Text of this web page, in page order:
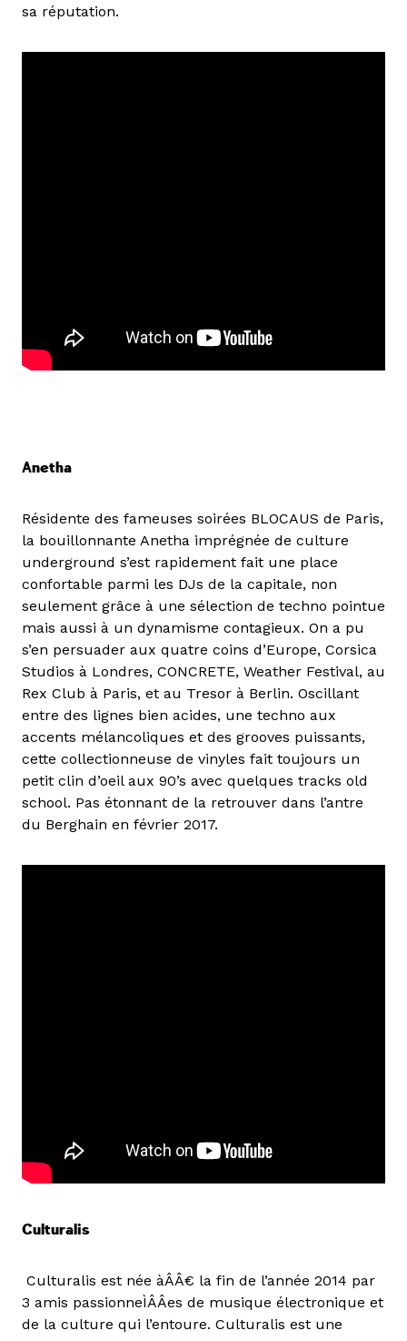
sa réputation.
Anetha
Résidente des fameuses soirées BLOCAUS de Paris,
la bouillonnante Anetha imprégnée de culture
underground s’est rapidement fait une place
confortable parmi les DJs de la capitale, non
seulement grâce à une sélection de techno pointue
mais aussi à un dynamisme contagieux. On a pu
s’en persuader aux quatre coins d’Europe, Corsica
Studios à Londres, CONCRETE, Weather Festival, au
Rex Club à Paris, et au Tresor à Berlin. Oscillant
entre des lignes bien acides, une techno aux
accents mélancoliques et des grooves puissants,
cette collectionneuse de vinyles fait toujours un
petit clin d’oeil aux 90’s avec quelques tracks old
school. Pas étonnant de la retrouver dans l’antre
du Berghain en février 2017.
Culturalis
Culturalis est née àÂÂ€ la fin de l’année 2014 par
3 amis passionneÌÂÂes de musique électronique et
de la culture qui l’entoure. Culturalis est une